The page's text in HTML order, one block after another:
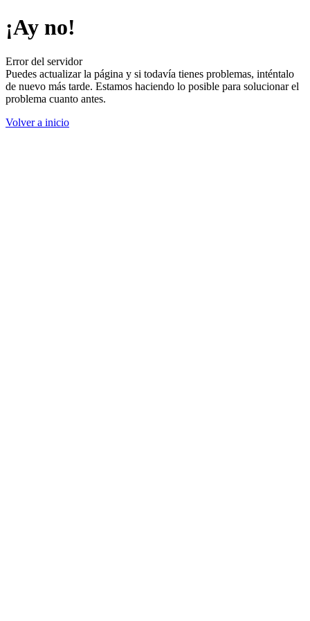
¡Ay no!
Error del servidor
Puedes actualizar la página y si todavía tienes problemas, inténtalo
de nuevo más tarde. Estamos haciendo lo posible para solucionar el
problema cuanto antes.
Volver a inicio